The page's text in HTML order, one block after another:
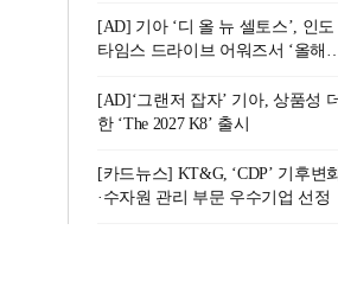
아갈 수 있
말한
한 믿음이 어
게 만드는지
의 보고로
회장은 “인
도 조급해
터 하나 하
라”고 조언
조차 성공의
[AD] 기아 ‘디 올 뉴 셀토스’, 인도
타임스 드라이브 어워즈서 ‘올해
[AD]‘그랜저 잡자’ 기아, 상품성 더
한 ‘The 2027 K8’ 출시
[카드뉴스] KT&G, ‘CDP’ 기후변
·수자원 관리 부문 우수기업 선정